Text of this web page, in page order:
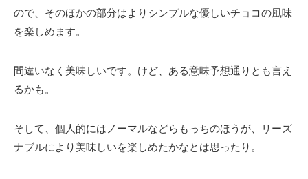
ので、そのほかの部分はよりシンプルな優しいチョコの風味
を楽しめます。
間違いなく美味しいです。けど、ある意味予想通りとも言え
るかも。
そして、個人的にはノーマルなどらもっちのほうが、リーズ
ナブルにより美味しいを楽しめたかなとは思ったり。